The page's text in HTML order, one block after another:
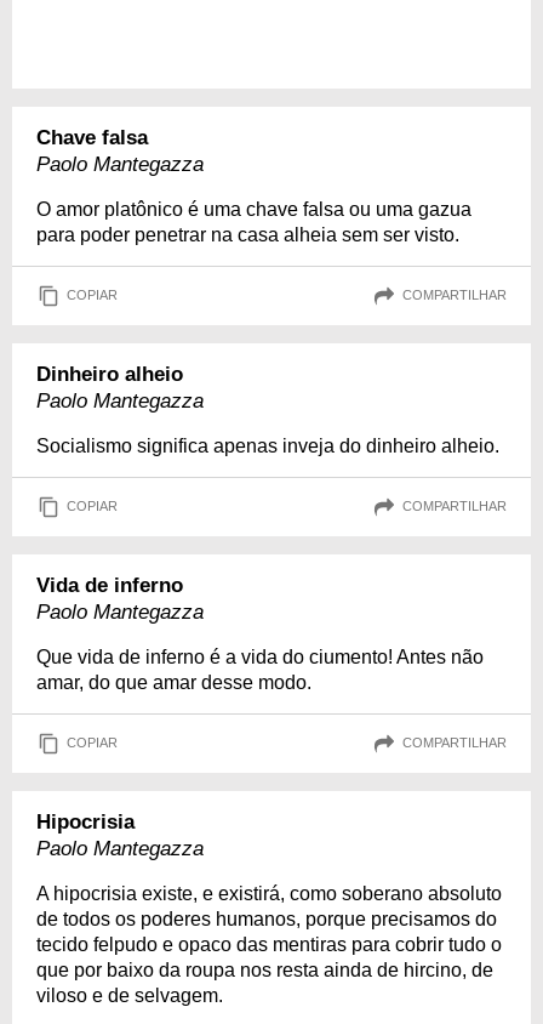
Chave falsa
Paolo Mantegazza
O amor platônico é uma chave falsa ou uma gazua
para poder penetrar na casa alheia sem ser visto.
COPIAR COMPARTILHAR
Dinheiro alheio
Paolo Mantegazza
Socialismo significa apenas inveja do dinheiro alheio.
COPIAR COMPARTILHAR
Vida de inferno
Paolo Mantegazza
Que vida de inferno é a vida do ciumento! Antes não
amar, do que amar desse modo.
COPIAR COMPARTILHAR
Hipocrisia
Paolo Mantegazza
A hipocrisia existe, e existirá, como soberano absoluto
de todos os poderes humanos, porque precisamos do
tecido felpudo e opaco das mentiras para cobrir tudo o
que por baixo da roupa nos resta ainda de hircino, de
viloso e de selvagem.